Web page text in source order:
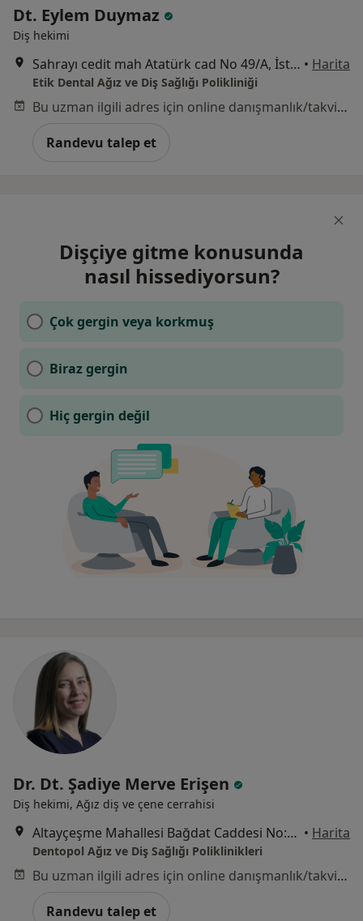
Dt. Eylem Duymaz
Diş hekimi
Sahrayı cedit mah Atatürk cad No 49/A, İstanbul • Harita
Etik Dental Ağız ve Diş Sağlığı Polikliniği
Bu uzman ilgili adres için online danışmanlık/takvim sunmuyor.
Randevu talep et
Dişçiye gitme konusunda
nasıl hissediyorsun?
Çok gergin veya korkmuş
Biraz gergin
Hiç gergin değil
Dr. Dt. Şadiye Merve Erişen
Diş hekimi, Ağız diş ve çene cerrahisi
Altayçeşme Mahallesi Bağdat Caddesi No:317, Maltepe • Harita
Dentopol Ağız ve Diş Sağlığı Poliklinikleri
Bu uzman ilgili adres için online danışmanlık/takvim sunmuyor.
Randevu talep et